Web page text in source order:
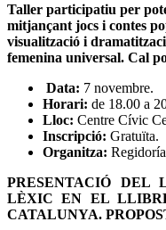
Taller participatiu per
mitjançant jocs i contes
visualització i
femenina universal. Cal
Data: 7 novembre.
Horari: de 18.00 a
Lloc: Centre Cívic
Inscripció: Gratuïta.
Organitza:
PRESENTACIÓ DEL
LÈXIC EN EL
CATALUNYA.